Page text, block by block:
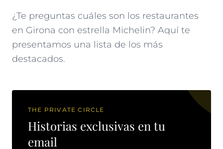
¿Te preguntas cuáles son los restaurantes
en Girona con estrella Michelin? Aquí te
presentamos una lista de los más
destacados.
THE PRIVATE CIRCLE
Historias exclusivas en tu
email